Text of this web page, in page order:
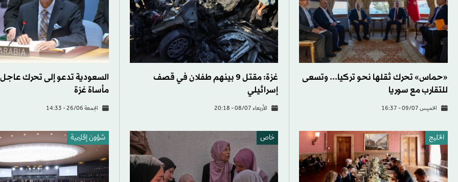
«حماس» تحرك ثقلها نحو تركيا... وتسعى
للتقارب مع سوريا
الخميس 09/07 - 16:37
غزة: مقتل 9 بينهم طفلان في قصف
إسرائيلي
الأربعاء 08/07 - 20:18
السعودية تدعو إلى تحرك
مأساة غزة
الجمعة 26/06 - 14:33
الخليج خاص شؤون إقليمية